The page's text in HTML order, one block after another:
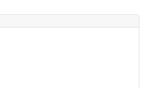
bija noderīga?